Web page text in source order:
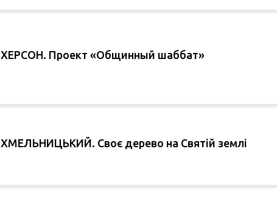
ХЕРСОН. Проект «Общинный шаббат»
ХМЕЛЬНИЦЬКИЙ. Своє дерево на Святій землі